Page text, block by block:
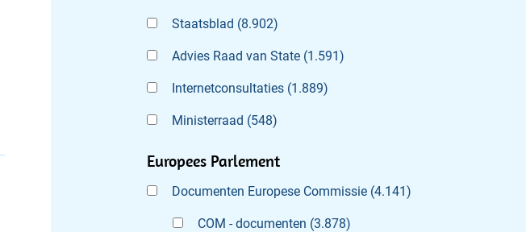
Staatsblad (8.902)
Advies Raad van State (1.591)
Internetconsultaties (1.889)
Ministerraad (548)
Europees Parlement
Documenten Europese Commissie (4.141)
COM - documenten (3.878)